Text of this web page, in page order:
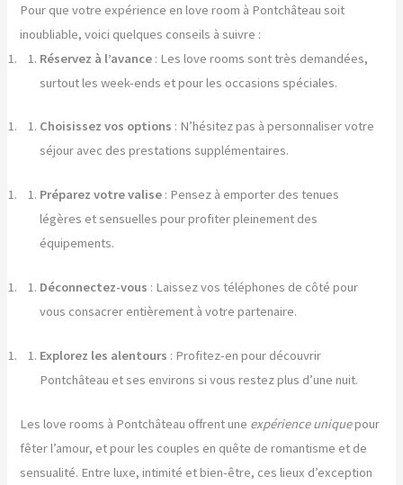
Pour que votre expérience en love room à Pontchâteau soit
inoubliable, voici quelques conseils à suivre :
Réservez à l’avance : Les love rooms sont très demandées,
surtout les week-ends et pour les occasions spéciales.
Choisissez vos options : N’hésitez pas à personnaliser votre
séjour avec des prestations supplémentaires.
Préparez votre valise : Pensez à emporter des tenues
légères et sensuelles pour profiter pleinement des
équipements.
Déconnectez-vous : Laissez vos téléphones de côté pour
vous consacrer entièrement à votre partenaire.
Explorez les alentours : Profitez-en pour découvrir
Pontchâteau et ses environs si vous restez plus d’une nuit.
Les love rooms à Pontchâteau offrent une expérience uniquepour
fêter l’amour, et pour les couples en quête de romantisme et de
sensualité. Entre luxe, intimité et bien-être, ces lieux d’exception